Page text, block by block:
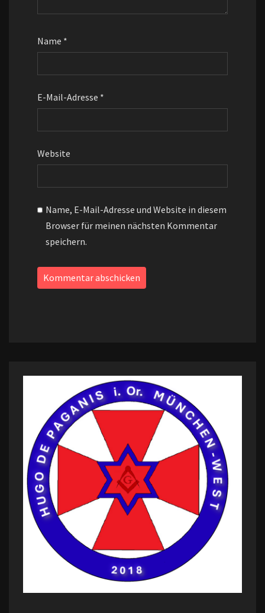
Name *
E-Mail-Adresse *
Website
Name, E-Mail-Adresse und Website in diesem
Browser für meinen nächsten Kommentar
speichern.